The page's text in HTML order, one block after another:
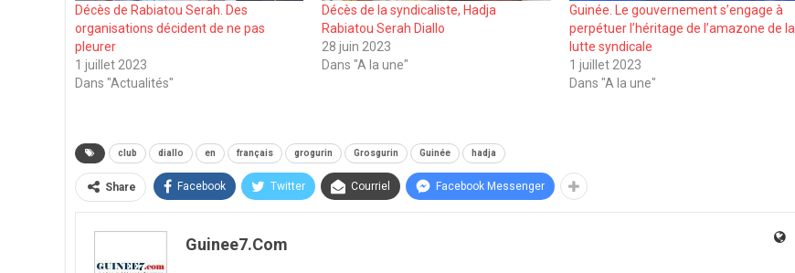
Décès de Rabiatou Serah. Des
organisations décident de ne pas
pleurer
1 juillet 2023
Dans "Actualités"
Décès de la syndicaliste, Hadja
Rabiatou Serah Diallo
28 juin 2023
Dans "A la une"
Guinée. Le gouvernement s’engage à
perpétuer l’héritage de l’amazone de la
lutte syndicale
1 juillet 2023
Dans "A la une"
club diallo en français grogurin Grosgurin Guinée hadja
Share Facebook Twitter Courriel Facebook Messenger
Guinee7.com